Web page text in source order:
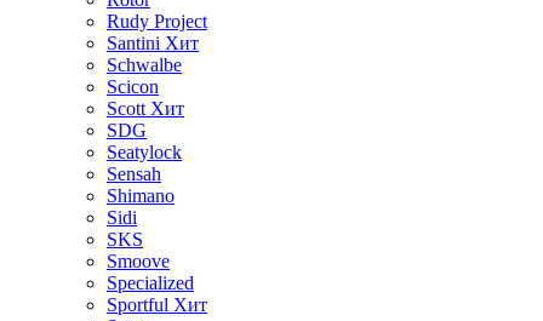
Rudy Project
Santini Хит
Schwalbe
Scicon
Scott Хит
SDG
Seatylock
Sensah
Shimano
Sidi
SKS
Smoove
Specialized
Sportful Хит